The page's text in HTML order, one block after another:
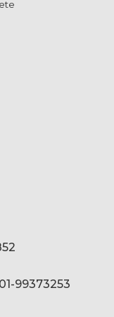
99373253